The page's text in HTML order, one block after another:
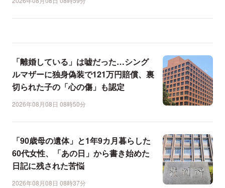
「離婚している」は嘘だった…シング
ルマザーに独身偽装で121万円賠償、裏
切られた子の「心の傷」も認定
2026年08月08日 08時50分
「90歳母の遺体」と1年9カ月暮らした
60代女性、「あの日」から書き始めた
日記に残された苦悩
2026年08月08日 08時37分